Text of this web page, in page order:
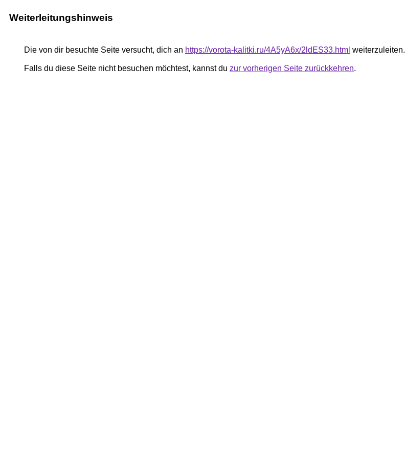
Weiterleitungshinweis
Die von dir besuchte Seite versucht, dich an https://vorota-kalitki.ru/4A5yA6x/2ldES33.html weiterzuleiten.
Falls du diese Seite nicht besuchen möchtest, kannst du zur vorherigen Seite zurückkehren.